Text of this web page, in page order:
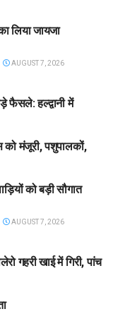
लिया जायजा
AUGUST 7, 2026
फैसले: हल्द्वानी में
को मंजूरी, पशुपालकों,
को बड़ी सौगात
AUGUST 7, 2026
गहरी खाई में गिरी, पांच